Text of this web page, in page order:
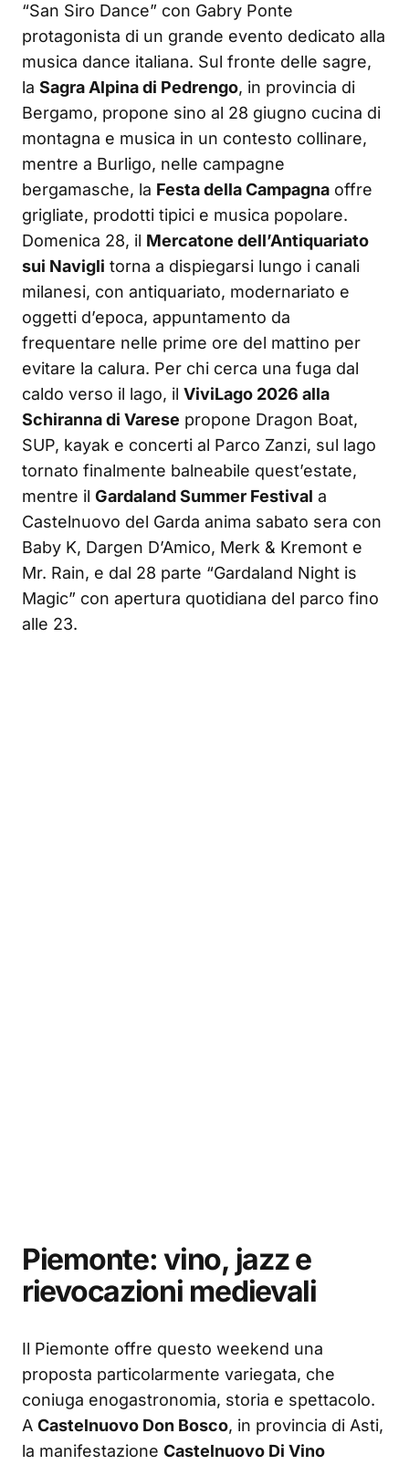
“San Siro Dance” con Gabry Ponte
protagonista di un grande evento dedicato alla
musica dance italiana. Sul fronte delle sagre,
la Sagra Alpina di Pedrengo, in provincia di
Bergamo, propone sino al 28 giugno cucina di
montagna e musica in un contesto collinare,
mentre a Burligo, nelle campagne
bergamasche, la Festa della Campagna offre
grigliate, prodotti tipici e musica popolare.
Domenica 28, il Mercatone dell’Antiquariato
sui Navigli torna a dispiegarsi lungo i canali
milanesi, con antiquariato, modernariato e
oggetti d’epoca, appuntamento da
frequentare nelle prime ore del mattino per
evitare la calura. Per chi cerca una fuga dal
caldo verso il lago, il ViviLago 2026 alla
Schiranna di Varese propone Dragon Boat,
SUP, kayak e concerti al Parco Zanzi, sul lago
tornato finalmente balneabile quest’estate,
mentre il Gardaland Summer Festival a
Castelnuovo del Garda anima sabato sera con
Baby K, Dargen D’Amico, Merk & Kremont e
Mr. Rain, e dal 28 parte “Gardaland Night is
Magic” con apertura quotidiana del parco fino
alle 23.
Piemonte: vino, jazz e
rievocazioni medievali
Il Piemonte offre questo weekend una
proposta particolarmente variegata, che
coniuga enogastronomia, storia e spettacolo.
A Castelnuovo Don Bosco, in provincia di Asti,
la manifestazione Castelnuovo Di Vino